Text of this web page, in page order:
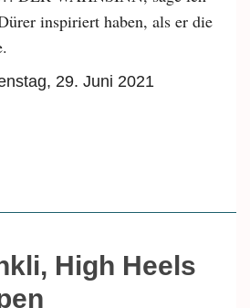
inspiriert haben, als er die
29. Juni 2021
High Heels